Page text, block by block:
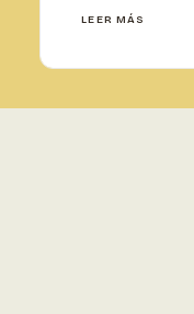
LEER MÁS